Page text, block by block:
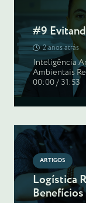
#9
2 anos atrás
Inteligência
Ambientais
00:00 / 31:53
ARTIGOS
Logística